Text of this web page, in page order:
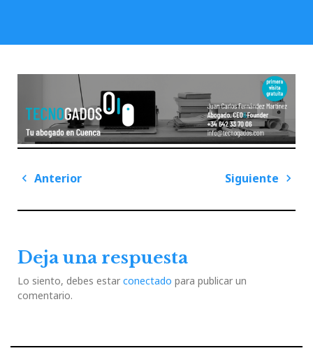
Navegación
entradas
Anterior
Siguiente
Deja una respuesta
Lo siento, debes estar conectado para publicar un
comentario.